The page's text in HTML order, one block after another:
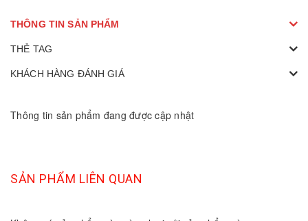
THÔNG TIN SẢN PHẨM
THẺ TAG
KHÁCH HÀNG ĐÁNH GIÁ
Thông tin sản phẩm đang được cập nhật
SẢN PHẨM LIÊN QUAN